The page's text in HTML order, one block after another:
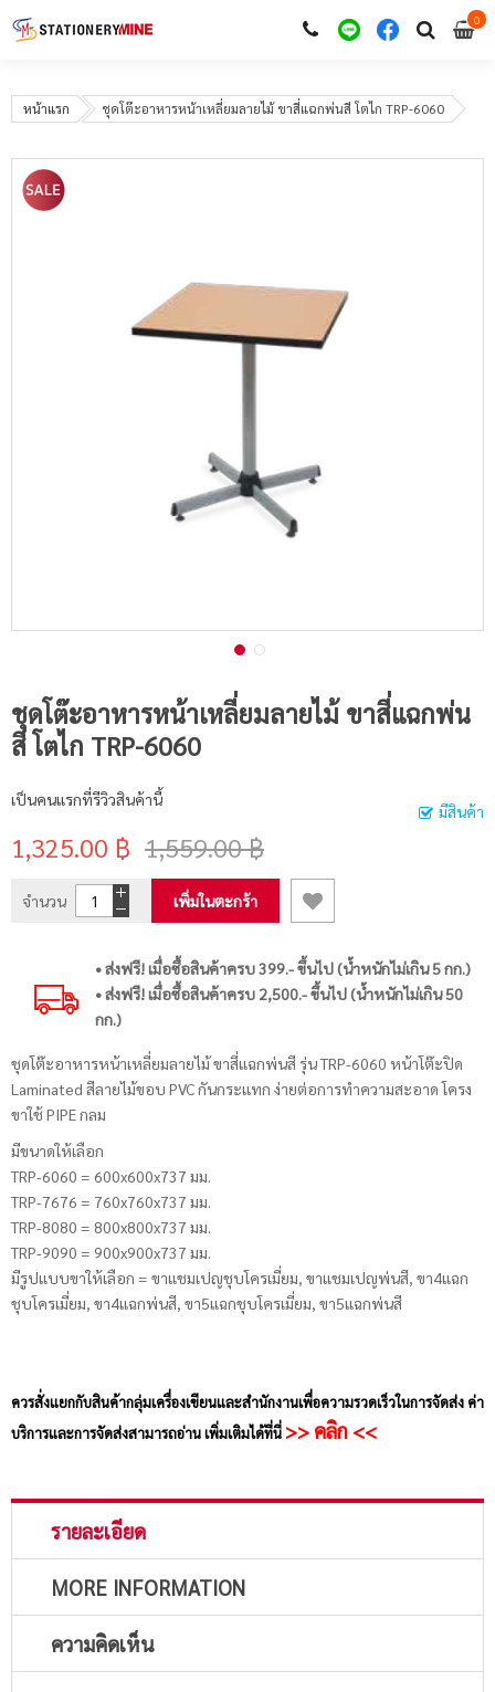
00
หน้าแรก ชุดโต๊ะอาหารหน้าเหลี่ยมลายไม้ ขาสี่แฉกพ่นสี โตไก TRP-6060
ชุดโต๊ะอาหารหน้าเหลี่ยมลายไม้ ขาสี่แฉกพ่น
สี โตไก TRP-6060
มีสินค้า
เป็นคนแรกที่รีวิวสินค้านี้
1,325.00 ฿ 1,559.00 ฿
จำนวน เพิ่มในตะกร้า
• ส่งฟรี! เมื่อซื้อสินค้าครบ 399.- ขึ้นไป (น้ำหนักไม่เกิน 5 กก.)
• ส่งฟรี! เมื่อซื้อสินค้าครบ 2,500.- ขึ้นไป (น้ำหนักไม่เกิน 50
กก.)
ชุดโต๊ะอาหารหน้าเหลี่ยมลายไม้ ขาสี่แฉกพ่นสี รุ่น TRP-6060 หน้าโต๊ะปิด
Laminated สีลายไม้ขอบ PVC กันกระแทก ง่ายต่อการทำความสะอาด โครง
ขาใช้ PIPE กลม
มีขนาดให้เลือก
TRP-6060 = 600x600x737 มม.
TRP-7676 = 760x760x737 มม.
TRP-8080 = 800x800x737 มม.
TRP-9090 = 900x900x737 มม.
มีรูปแบบขาให้เลือก = ขาแชมเปญชุบโครเมี่ยม, ขาแชมเปญพ่นสี, ขา4แฉก
ชุบโครเมี่ยม, ขา4แฉกพ่นสี, ขา5แฉกชุบโครเมี่ยม, ขา5แฉกพ่นสี
ควรสั่งแยกกับสินค้ากลุ่มเครื่องเขียนและสำนักงานเพื่อความรวดเร็วในการจัดส่ง ค่า
บริการและการจัดส่งสามารถอ่าน เพิ่มเติมได้ที่นี่ >> คลิก <<
รายละเอียด
MORE INFORMATION
ความคิดเห็น